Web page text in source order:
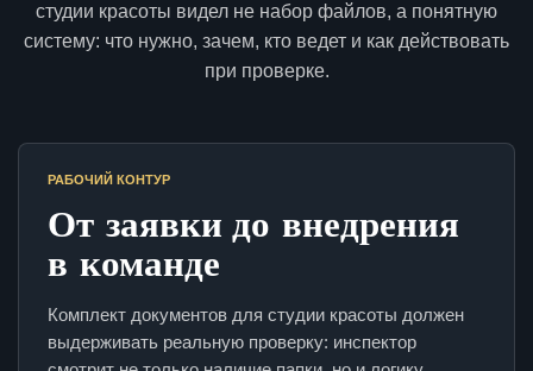
студии красоты видел не набор файлов, а понятную
систему: что нужно, зачем, кто ведет и как действовать
при проверке.
РАБОЧИЙ КОНТУР
От заявки до внедрения
в команде
Комплект документов для студии красоты должен
выдерживать реальную проверку: инспектор